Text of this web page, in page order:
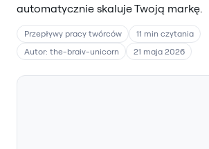
automatycznie skaluje Twoją markę.
Przepływy pracy twórców
11 min czytania
Autor: the-braiv-unicorn
21 maja 2026